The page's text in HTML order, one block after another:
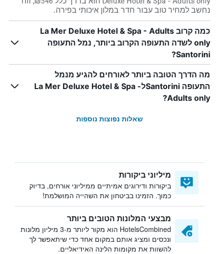
נחשב למחיר טוב עבור חדר במלון איכותי בפירה.
כמה קרוב La Mer Deluxe Hotel & Spa - Adults
only לשדה התעופה הקרוב ביותר, נמל התעופה
Santorini?
מה הדרך הטובה ביותר לאורחים להגיע מנמל
התעופה SantoriniלLa Mer Deluxe Hotel & Spa -
Adults only?
שאלות נפוצות נוספות
מיליוני ביקורות
ביקורות ודירוגים אמיתיים ממיליוני אורחים, בדיוק
כמוך. הזמינו בביטחון את השהייה המושלמת!
מבצעי המלונות הטובים ביותר
HotelsCombined הוא מקור ליותר מ-3 מיליון מלונות
ונכסים ומציג אותם במקום אחד כדי שיתאפשר לך
להשוות את מקומות הלינה האידיאליים.